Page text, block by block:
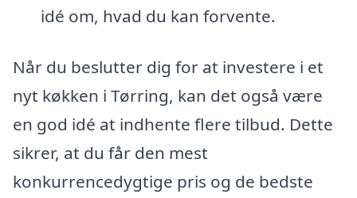
idé om, hvad du kan forvente.
Når du beslutter dig for at investere i et
nyt køkken i Tørring, kan det også være
en god idé at indhente flere tilbud. Dette
sikrer, at du får den mest
konkurrencedygtige pris og de bedste